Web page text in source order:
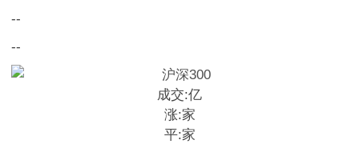
--
--
成交:亿
涨:家
平:家